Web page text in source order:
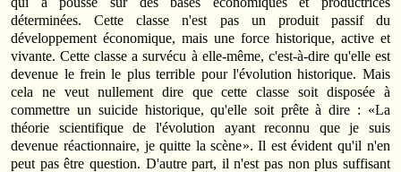
déterminées. Cette classe n'est pas un produit passif du
développement économique, mais une force historique, active et
vivante. Cette classe a survécu à elle-même, c'est-à-dire qu'elle est
devenue le frein le plus terrible pour l'évolution historique. Mais
cela ne veut nullement dire que cette classe soit disposée à
commettre un suicide historique, qu'elle soit prête à dire : «La
théorie scientifique de l'évolution ayant reconnu que je suis
devenue réactionnaire, je quitte la scène». Il est évident qu'il n'en
peut pas être question. D'autre part, il n'est pas non plus suffisant